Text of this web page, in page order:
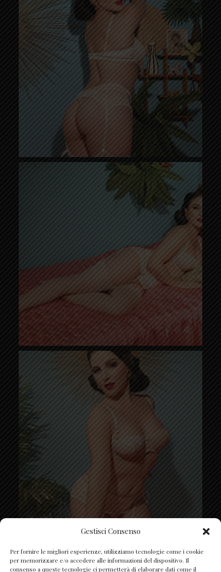
Gestisci Consenso
Per fornire le migliori esperienze, utilizziamo tecnologie come i cookie
per memorizzare e/o accedere alle informazioni del dispositivo. Il
consenso a queste tecnologie ci permetterà di elaborare dati come il
Segui su Instagram